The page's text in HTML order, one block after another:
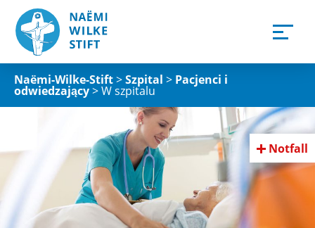
Notfall
Naëmi-Wilke-Stift>Szpital > Pacjenci i
odwiedzający>W szpitalu